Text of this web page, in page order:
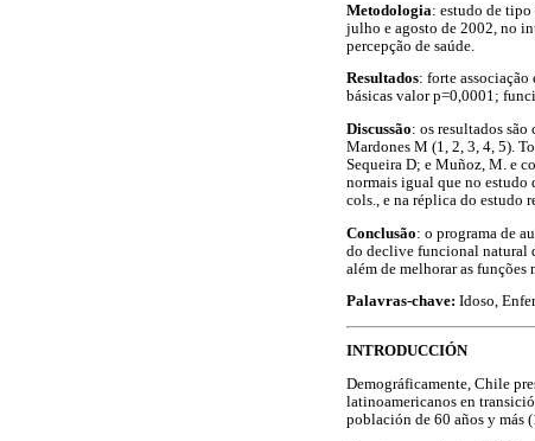
Metodologia: estudo de
julho e agosto de 2002, no
percepção de saúde.
Resultados: forte
básicas valor p=0,0001;
Discussão: os resultados
Mardones M (1, 2, 3, 4, 5).
Sequeira D; e Muñoz, M. e
normais igual que no estudo
cols., e na réplica do estudo
Conclusão: o programa de
do declive funcional natural
além de melhorar as funções
Palavras-chave: Idoso,
INTRODUCCIÓN
Demográficamente, Chile
latinoamericanos en
población de 60 años y más